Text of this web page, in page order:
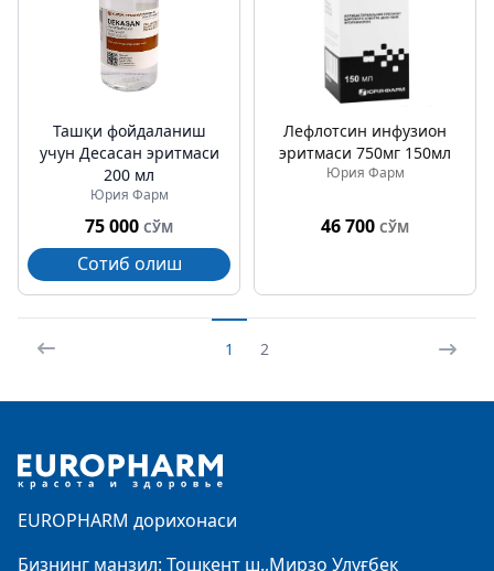
Ташқи фойдаланиш
учун Деcасан эритмаси
200 мл
Юрия Фарм
75 000 СЎМ
Сотиб олиш
Лефлотсин инфузион
эритмаси 750мг 150мл
Юрия Фарм
46 700 СЎМ
1 2
EUROPHARM дорихонаси
Бизнинг манзил: Тошкент ш.,Мирзо Улуғбек